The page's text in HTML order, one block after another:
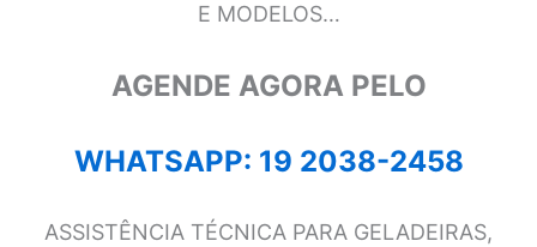
E MODELOS…
AGENDE AGORA PELO
WHATSAPP: 19 2038-2458
ASSISTÊNCIA TÉCNICA PARA GELADEIRAS,